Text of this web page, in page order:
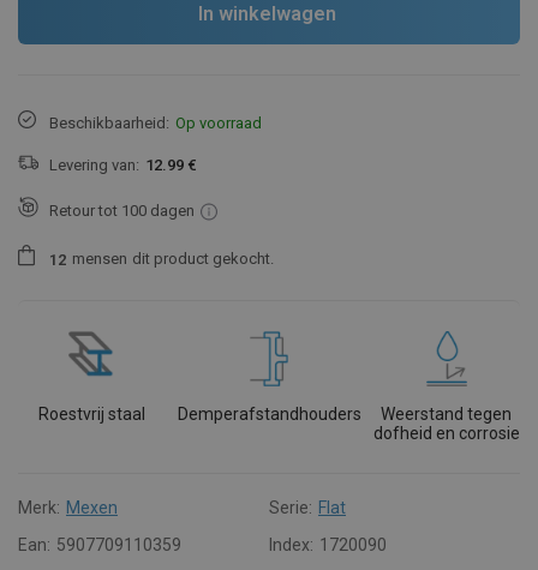
In winkelwagen
Beschikbaarheid: Op voorraad
Levering van: 12.99 €
Retour tot 100 dagen
1 2 mensen dit product gekocht.
Roestvrij staal Demperafstandhouders
Weerstand tegen
dofheid en corrosie
Merk: Mexen Serie: Flat
Ean: 5907709110359 Index: 1720090